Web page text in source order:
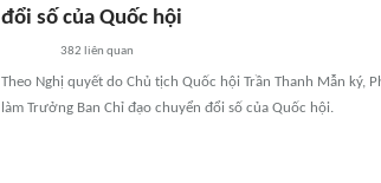
đổi số của Quốc hội
382 liên quan
Theo Nghị quyết do Chủ tịch Quốc hội Trần Thanh Mẫn ký,
làm Trưởng Ban Chỉ đạo chuyển đổi số của Quốc hội.